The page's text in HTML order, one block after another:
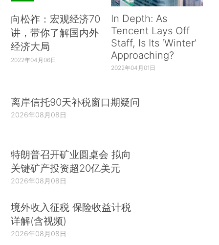
向松祚：宏观经济70
讲，带你了解国内外
经济大局
2022年04月06日
In Depth: As
Tencent Lays Off
Staff, Is Its ‘Winter’
Approaching?
2022年04月01日
离岸信托90天补税窗口期疑问
2026年08月08日
特朗普召开矿业圆桌会 拟向
关键矿产投资超20亿美元
2026年08月08日
境外收入征税 保险收益计税
详解(含视频)
2026年08月08日